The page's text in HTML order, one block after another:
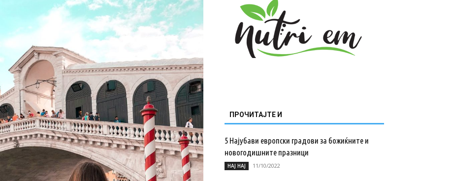
ПРОЧИТАЈТЕ И
5 Најубави европски градови за божиќните и
новогодишните празници
НАЈ НАЈ 11/10/2022